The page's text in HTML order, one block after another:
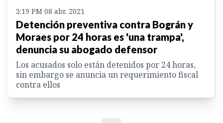
3:19 PM 08 abr. 2021
Detención preventiva contra Bográn y
Moraes por 24 horas es 'una trampa',
denuncia su abogado defensor
Los acusados solo están detenidos por 24 horas,
sin embargo se anuncia un requerimiento fiscal
contra ellos